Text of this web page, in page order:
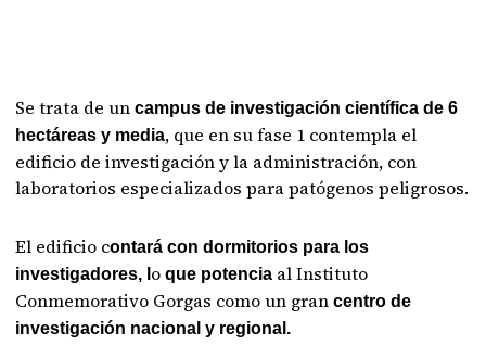
Se trata de uncampus de investigación científica de 6
hectáreas y media, que en su fase 1 contempla el
edificio de investigación y la administración, con
laboratorios especializados para patógenos peligrosos.
El edificio contará con dormitorios para los
investigadores, l oque potencia al Instituto
Conmemorativo Gorgas como un grancentro de
investigación nacional y regional.